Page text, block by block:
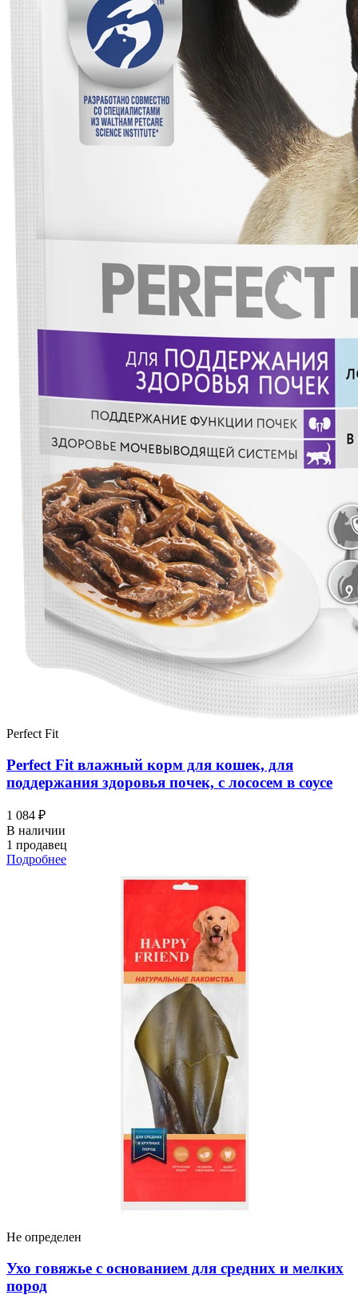
Perfect Fit
Perfect Fit влажный корм для кошек, для
поддержания здоровья почек, с лососем в соусе
1 084 ₽
В наличии
1 продавец
Подробнее
Не определен
Ухо говяжье с основанием для средних и мелких
пород